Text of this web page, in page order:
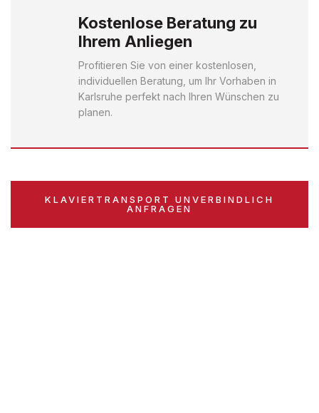
Kostenlose Beratung zu
Ihrem Anliegen
Profitieren Sie von einer kostenlosen,
individuellen Beratung, um Ihr Vorhaben in
Karlsruhe perfekt nach Ihren Wünschen zu
planen.
KLAVIERTRANSPORT UNVERBINDLICH
ANFRAGEN